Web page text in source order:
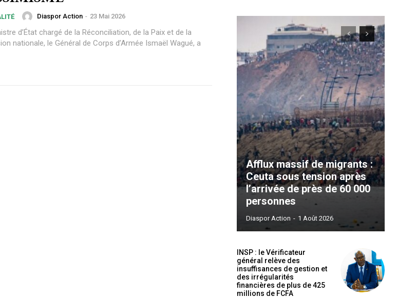
Diaspor Action - 23 Mai 2026
d’État chargé de la Réconciliation, de la Paix et de la
nationale, le Général de Corps d’Armée Ismaël Wagué, a
Afflux massif de migrants :
Ceuta sous tension après
l’arrivée de près de 60 000
personnes
Diaspor Action - 1 Août 2026
INSP : le Vérificateur
général relève des
insuffisances de gestion et
des irrégularités
financières de plus de 425
millions de FCFA